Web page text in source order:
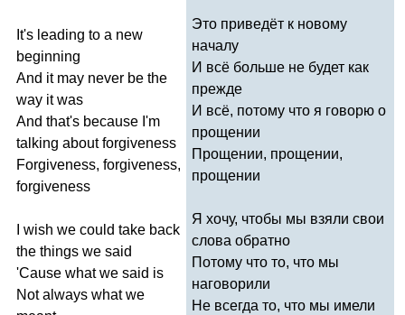
It's leading to a new
beginning
And it may never be the
way it was
And that's because I'm
talking about forgiveness
Forgiveness, forgiveness,
forgiveness
wish we could take back
the things we said
'Cause what we said is
Not always what we
Это приведёт к новому
началу
И всё больше не будет как
прежде
И всё, потому что я говорю о
прощении
Прощении, прощении,
прощении
Я хочу, чтобы мы взяли свои
слова обратно
Потому что то, что мы
наговорили
Не всегда то, что мы имели